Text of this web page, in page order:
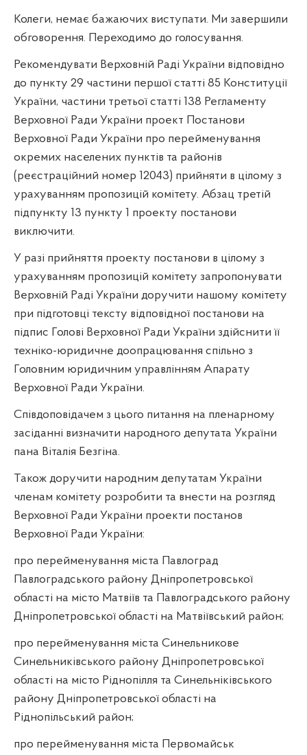
Колеги, немає бажаючих виступати. Ми завершили
обговорення. Переходимо до голосування.
Рекомендувати Верховній Раді України відповідно
до пункту 29 частини першої статті 85 Конституції
України, частини третьої статті 138 Регламенту
Верховної Ради України проект Постанови
Верховної Ради України про перейменування
окремих населених пунктів та районів
(реєстраційний номер 12043) прийняти в цілому з
урахуванням пропозицій комітету. Абзац третій
підпункту 13 пункту 1 проекту постанови
виключити.
У разі прийняття проекту постанови в цілому з
урахуванням пропозицій комітету запропонувати
Верховній Раді України доручити нашому комітету
при підготовці тексту відповідної постанови на
підпис Голові Верховної Ради України здійснити її
техніко-юридичне доопрацювання спільно з
Головним юридичним управлінням Апарату
Верховної Ради України.
Співдоповідачем з цього питання на пленарному
засіданні визначити народного депутата України
пана Віталія Безгіна.
Також доручити народним депутатам України
членам комітету розробити та внести на розгляд
Верховної Ради України проекти постанов
Верховної Ради України:
про перейменування міста Павлоград
Павлоградського району Дніпропетровської
області на місто Матвіїв та Павлоградського району
Дніпропетровської області на Матвіївський район;
про перейменування міста Синельникове
Синельниківського району Дніпропетровської
області на місто Ріднопілля та Синельніківського
району Дніпропетровської області на
Ріднопільський район;
про перейменування міста Первомайськ